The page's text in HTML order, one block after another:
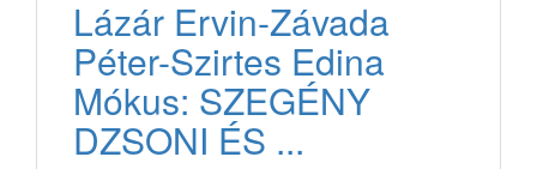
Lázár Ervin-Závada
Péter-Szirtes Edina
Mókus: SZEGÉNY
DZSONI ÉS ...